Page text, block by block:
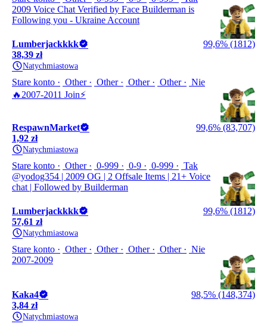
2009 Voice Chat Verified by Face Builderman is
Following you - Ukraine Account
Lumberjackkkk
99,6% (1812)
38,39 zł
Natychmiastowa
Stare konto Other Other Other Other
Nie
🔥2007-2011 Join⚡
RespawnMarket
99,6% (83,707)
1,92 zł
Natychmiastowa
Stare konto Other 0-999 0-9 0-999
Tak
@yodog354 | 2009 OG | 2 Offsale Items | 21+ Voice
chat | Followed by Builderman
Lumberjackkkk
99,6% (1812)
57,61 zł
Natychmiastowa
Stare konto Other Other Other Other
Nie
2007-2009
Kaka4
98,5% (148,374)
3,84 zł
Natychmiastowa